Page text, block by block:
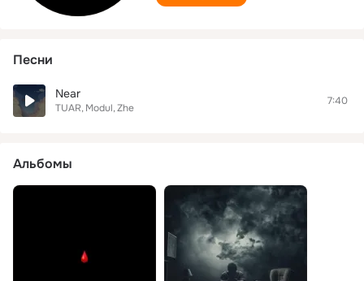
Песни
Near
TUAR Modul Zhe
7:40
Альбомы